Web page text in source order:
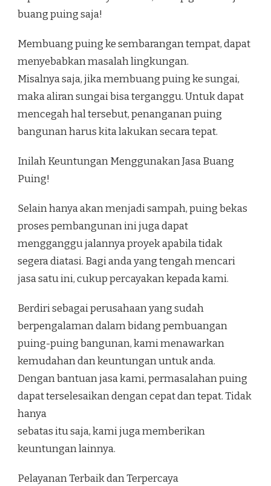
buang puing saja!
Membuang puing ke sembarangan tempat, dapat
menyebabkan masalah lingkungan.
Misalnya saja, jika membuang puing ke sungai,
maka aliran sungai bisa terganggu. Untuk dapat
mencegah hal tersebut, penanganan puing
bangunan harus kita lakukan secara tepat.
Inilah Keuntungan Menggunakan Jasa Buang
Puing!
Selain hanya akan menjadi sampah, puing bekas
proses pembangunan ini juga dapat
mengganggu jalannya proyek apabila tidak
segera diatasi. Bagi anda yang tengah mencari
jasa satu ini, cukup percayakan kepada kami.
Berdiri sebagai perusahaan yang sudah
berpengalaman dalam bidang pembuangan
puing-puing bangunan, kami menawarkan
kemudahan dan keuntungan untuk anda.
Dengan bantuan jasa kami, permasalahan puing
dapat terselesaikan dengan cepat dan tepat. Tidak
hanya
sebatas itu saja, kami juga memberikan
keuntungan lainnya.
Pelayanan Terbaik dan Terpercaya